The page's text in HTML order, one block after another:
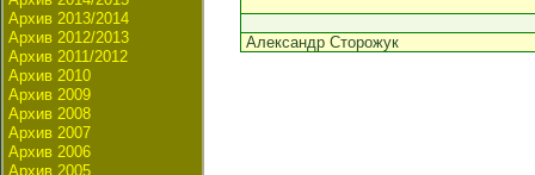
Архив 2013/2014
Архив 2012/2013
Архив 2011/2012
Архив 2010
Архив 2009
Архив 2008
Архив 2007
Архив 2006
Архив 2005
Александр Сторожук